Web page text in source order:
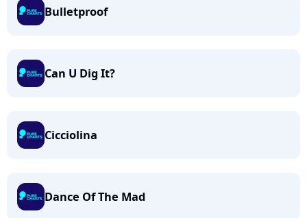
Bulletproof
Can U Dig It?
Cicciolina
Dance Of The Mad